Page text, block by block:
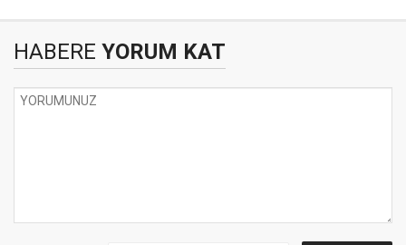
HABERE YORUM KAT